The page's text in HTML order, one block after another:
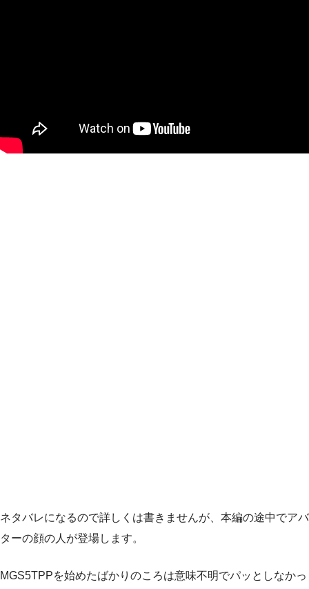
ネタバレになるので詳しくは書きませんが、本編の途中でアバ
ターの顔の人が登場します。
MGS5TPPを始めたばかりのころは意味不明でパッとしなかっ